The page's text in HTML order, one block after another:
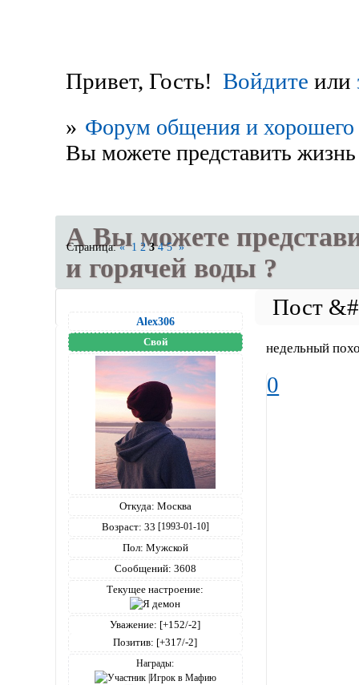
Привет, Гость! Войдите или
» Форум общения и хорошего
Вы можете представить жизнь
А Вы можете
и горячей воды ?
Страница:« 1 2 3 4 5 »
Alex306
Свой
Откуда: Москва
Возраст: 33 [1993-01-10]
Пол: Мужской
Сообщений: 3608
Текущее настроение:
Уважение: [+152/-2]
Позитив: [+317/-2]
Награды:
недельный
0